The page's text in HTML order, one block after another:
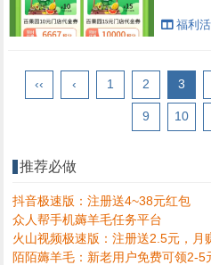
福利
‹‹ ‹ 1 2 3
9 10
推荐必做
抖音极速版：注册送4~38元红包
众人帮手机薅羊毛任务平台
火山视频极速版：注册送2.5元，月
陌陌薅羊毛：新老用户免费可领2-5